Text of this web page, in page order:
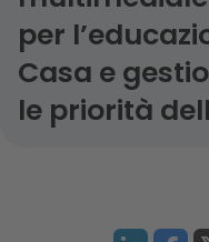
per
Casa e
le priorità